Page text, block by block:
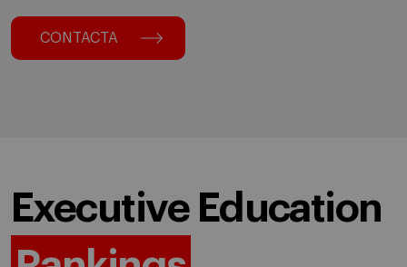
CONTACTA
Executive Education